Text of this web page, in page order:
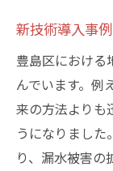
新技術導入事
豊島区における
んでいます。例
来の方法よりも
うになりまし
り、漏水被害の